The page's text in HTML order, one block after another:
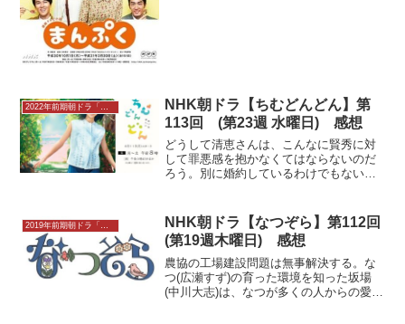
2022年前期朝ドラ「ちむどんどん」感想
NHK朝ドラ【ちむどんどん】第
113回 (第23週 水曜日) 感想
どうして清恵さんは、こんなに賢秀に対
して罪悪感を抱かなくてはならないのだ
ろう。別に婚約しているわけでもない
詐欺師に頭下げなきゃならないのだろ
う。いろいろと納得いかない…...
NHK朝ドラ【なつぞら】第112回
(第19週木曜日) 感想
農協の工場建設問題は無事解決する。な
つ(広瀬すず)の育った環境を知った坂場
(中川大志)は、なつが多くの人からの愛情